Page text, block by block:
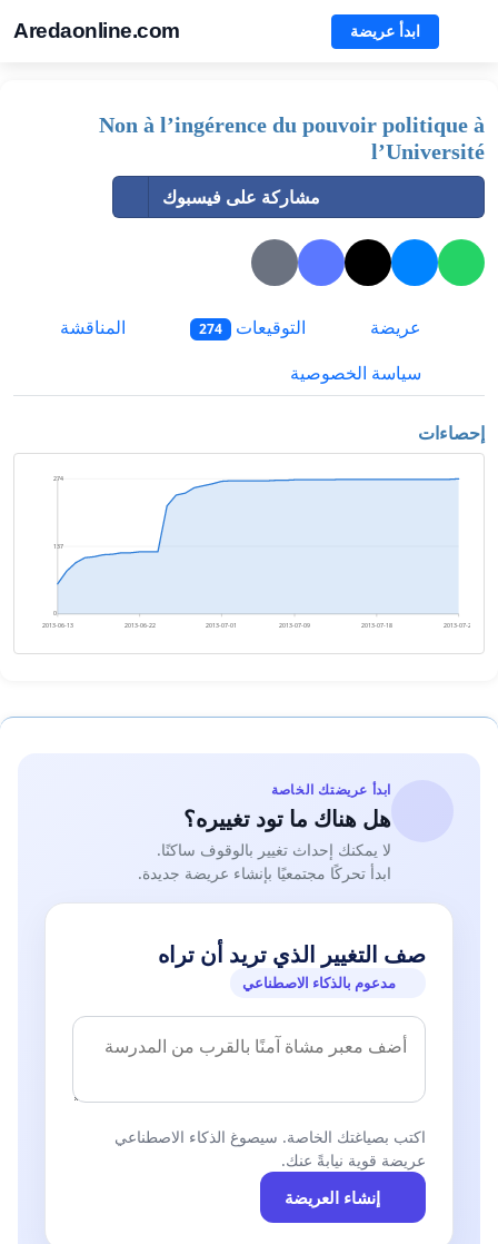
Aredaonline.com ابدأ عريضة
Non à l’ingérence du pouvoir politique à
l’Université
مشاركة على فيسبوك
عريضة التوقيعات 274
المناقشة
سياسة الخصوصية
إحصاءات
0
137
274
2013-06-13 2013-06-22 2013-07-01 2013-07-09 2013-07-18 2013-07-27
ابدأ عريضتك الخاصة
هل هناك ما تود تغييره؟
لا يمكنك إحداث تغيير بالوقوف ساكنًا.
ابدأ تحركًا مجتمعيًا بإنشاء عريضة جديدة.
صف التغيير الذي تريد أن تراه
مدعوم بالذكاء الاصطناعي
اكتب بصياغتك الخاصة. سيصوغ الذكاء الاصطناعي
عريضة قوية نيابةً عنك.
إنشاء العريضة